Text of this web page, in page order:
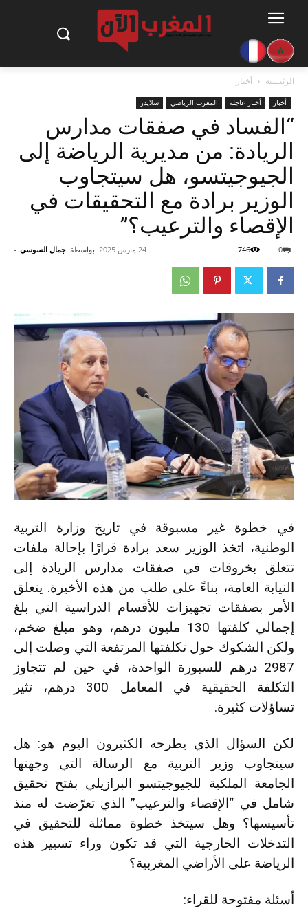
الرئيسية أخبار
أخبار أخبار عاجلة المغرب الرياضي سلايدر
“الفساد في صفقات مدارس
الريادة: من مديرية الرياضة إلى
الجيوجيتسو، هل سيتجاوب
الوزير برادة مع التحقيقات في
الإقصاء والترعيب؟”
بواسطة جمال السوسي - 24 مارس 2025 0
746
في خطوة غير مسبوقة في تاريخ وزارة التربية
الوطنية، اتخذ الوزير سعد برادة قرارًا بإحالة ملفات
تتعلق بخروقات في صفقات مدارس الريادة إلى
النيابة العامة، بناءً على طلب من هذه الأخيرة. يتعلق
الأمر بصفقات تجهيزات للأقسام الدراسية التي بلغ
إجمالي كلفتها 130 مليون درهم، وهو مبلغ ضخم،
ولكن الشكوك حول تكلفتها المرتفعة التي وصلت إلى
2987 درهم للسبورة الواحدة، في حين لم تتجاوز
التكلفة الحقيقية في المعامل 300 درهم، تثير
تساؤلات كثيرة.
لكن السؤال الذي يطرحه الكثيرون اليوم هو: هل
سيتجاوب وزير التربية مع الرسالة التي وجهتها
الجامعة الملكية للجيوجيتسو البرازيلي بفتح تحقيق
شامل في “الإقصاء والترعيب” الذي تعرّضت له منذ
تأسيسها؟ وهل سيتخذ خطوة مماثلة للتحقيق في
التدخلات الخارجية التي قد تكون وراء تسيير هذه
الرياضة على الأراضي المغربية؟
أسئلة مفتوحة للقراء: